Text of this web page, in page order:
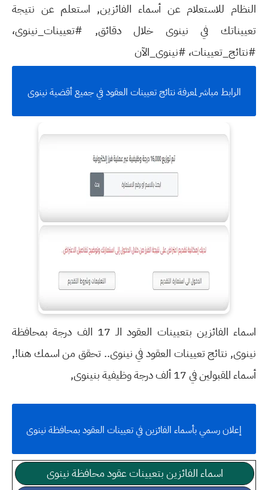
النظام للاستعلام عن أسماء الفائزين, استعلم عن نتيجة
تعييناتك في نينوى خلال دقائق, #تعيينات_نينوى،
#نتائج_تعيينات، #نينوى_الآن
الرابط مباشر لمعرفة نتائج تعيينات العقود في جميع أقضية نينوى
اسماء الفائزين بتعيينات العقود الـ 17 الف درجة بمحافظة
نينوى, نتائج تعيينات العقود في نينوى.. تحقق من اسمك هنا!,
أسماء المقبولين في 17 ألف درجة وظيفية بنينوى,
إعلان رسمي بأسماء الفائزين في تعيينات العقود بمحافظة نينوى
اسماء الفائزين بتعيينات عقود محافظة نينوى